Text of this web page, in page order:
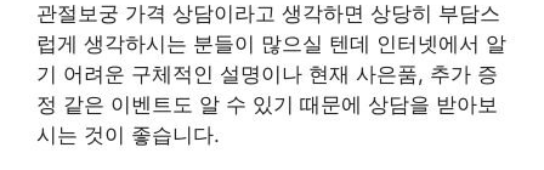
관절보궁 가격 상담이라고 생각하면 상당히 부담스
럽게 생각하시는 분들이 많으실 텐데 인터넷에서 알
기 어려운 구체적인 설명이나 현재 사은품, 추가 증
정 같은 이벤트도 알 수 있기 때문에 상담을 받아보
시는 것이 좋습니다.